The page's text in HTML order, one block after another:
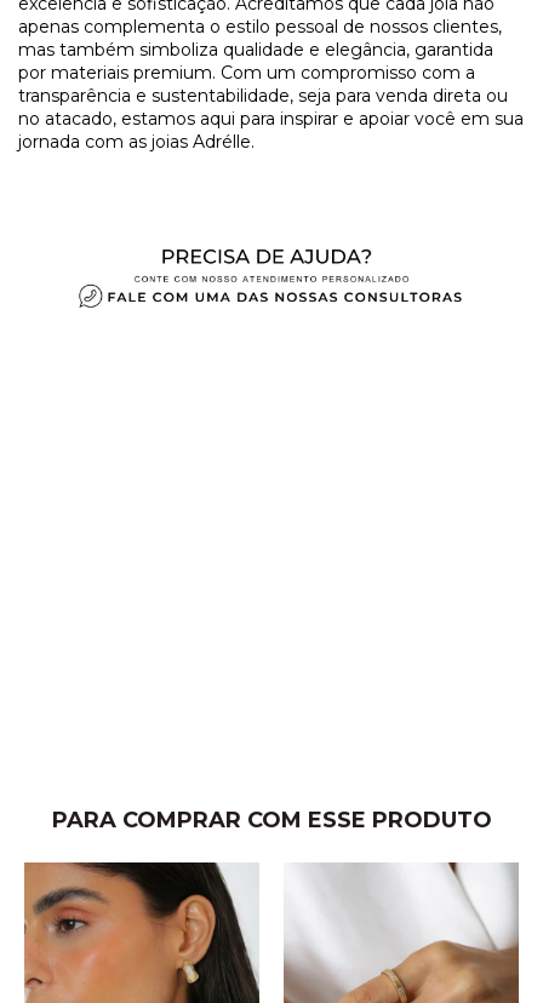
apenas complementa o estilo pessoal de nossos clientes,
mas também simboliza qualidade e elegância, garantida
por materiais premium. Com um compromisso com a
transparência e sustentabilidade, seja para venda direta ou
no atacado, estamos aqui para inspirar e apoiar você em sua
jornada com as joias Adrélle.
PARA COMPRAR COM ESSE PRODUTO